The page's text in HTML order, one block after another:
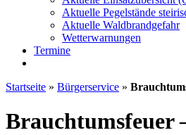
Aktuelle Pegelstände
Aktuelle Waldbrandgefahr
Wetterwarnungen
Termine
Startseite » Bürgerservice »
Brauchtumsfeuer